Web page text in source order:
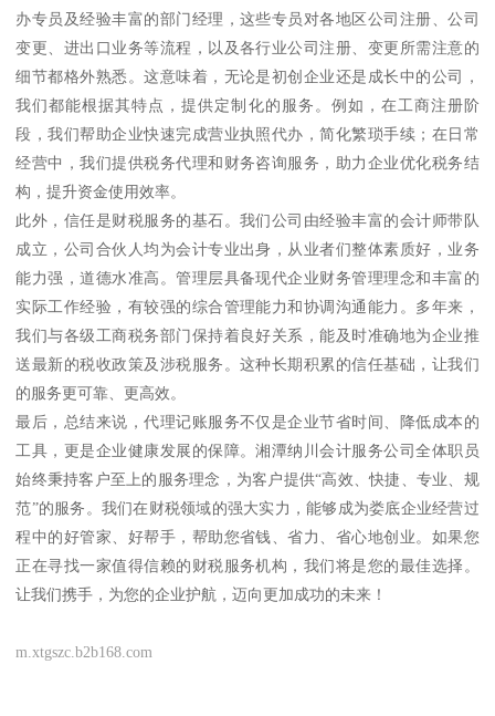
办专员及经验丰富的部门经理，这些专员对各地区公司注册、公司
变更、进出口业务等流程，以及各行业公司注册、变更所需注意的
细节都格外熟悉。这意味着，无论是初创企业还是成长中的公司，
我们都能根据其特点，提供定制化的服务。例如，在工商注册阶
段，我们帮助企业快速完成营业执照代办，简化繁琐手续；在日常
经营中，我们提供税务代理和财务咨询服务，助力企业优化税务结
构，提升资金使用效率。
此外，信任是财税服务的基石。我们公司由经验丰富的会计师带队
成立，公司合伙人均为会计专业出身，从业者们整体素质好，业务
能力强，道德水准高。管理层具备现代企业财务管理理念和丰富的
实际工作经验，有较强的综合管理能力和协调沟通能力。多年来，
我们与各级工商税务部门保持着良好关系，能及时准确地为企业推
送最新的税收政策及涉税服务。这种长期积累的信任基础，让我们
的服务更可靠、更高效。
最后，总结来说，代理记账服务不仅是企业节省时间、降低成本的
工具，更是企业健康发展的保障。湘潭纳川会计服务公司全体职员
始终秉持客户至上的服务理念，为客户提供“高效、快捷、专业、规
范”的服务。我们在财税领域的强大实力，能够成为娄底企业经营过
程中的好管家、好帮手，帮助您省钱、省力、省心地创业。如果您
正在寻找一家值得信赖的财税服务机构，我们将是您的最佳选择。
让我们携手，为您的企业护航，迈向更加成功的未来！
m.xtgszc.b2b168.com